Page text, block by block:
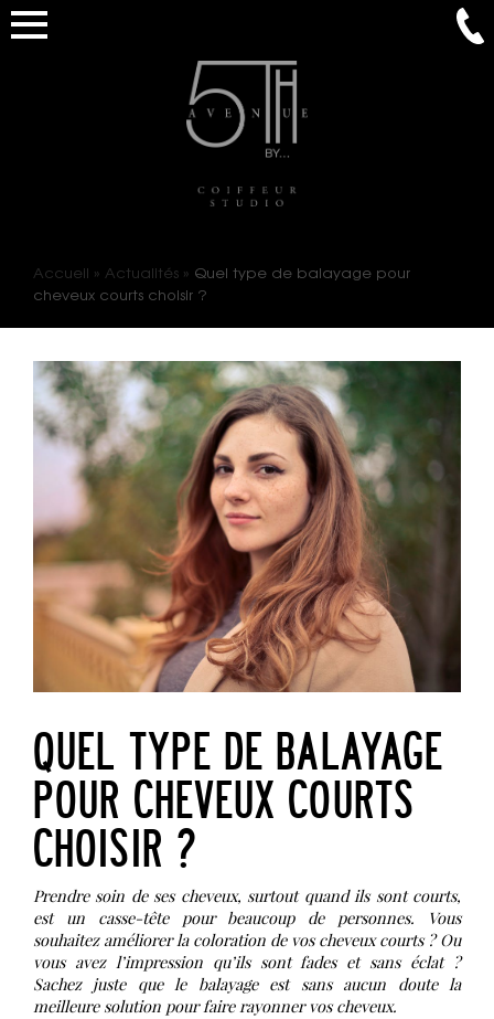
Accueil » Actualités » Quel type de balayage pour
cheveux courts choisir ?
QUEL TYPE DE BALAYAGE
POUR CHEVEUX COURTS
CHOISIR ?
Prendre soin de ses cheveux, surtout quand ils sont courts,
est un casse-tête pour beaucoup de personnes. Vous
souhaitez améliorer la coloration de vos cheveux courts ? Ou
vous avez l’impression qu’ils sont fades et sans éclat ?
Sachez juste que le balayage est sans aucun doute la
meilleure solution pour faire rayonner vos cheveux.